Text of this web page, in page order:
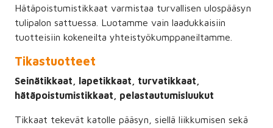
Hätäpoistumistikkaat varmistaa turvallisen ulospääsyn
tulipalon sattuessa. Luotamme vain laadukkaisiin
tuotteisiin kokeneilta yhteistyökumppaneiltamme.
Tikastuotteet
Seinätikkaat, lapetikkaat, turvatikkaat,
hätäpoistumistikkaat, pelastautumisluukut
Tikkaat tekevät katolle pääsyn, siellä liikkumisen sekä